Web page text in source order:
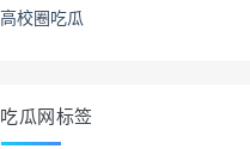
高校圈吃瓜
吃瓜网标签